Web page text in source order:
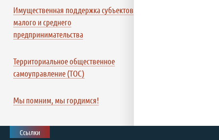
Имущественная поддержка субъектов
малого и среднего
предпринимательства
Территориальное общественное
самоуправление (ТОС)
Мы помним, мы гордимся!
Ссылки